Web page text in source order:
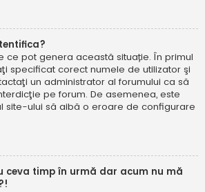
ce pot genera această situație. În primul
specificat corect numele de utilizator şi
un administrator al forumului ca să
pe forum. De asemenea, este
site-ului să aibă o eroare de configurare
ceva timp în urmă dar acum nu mă